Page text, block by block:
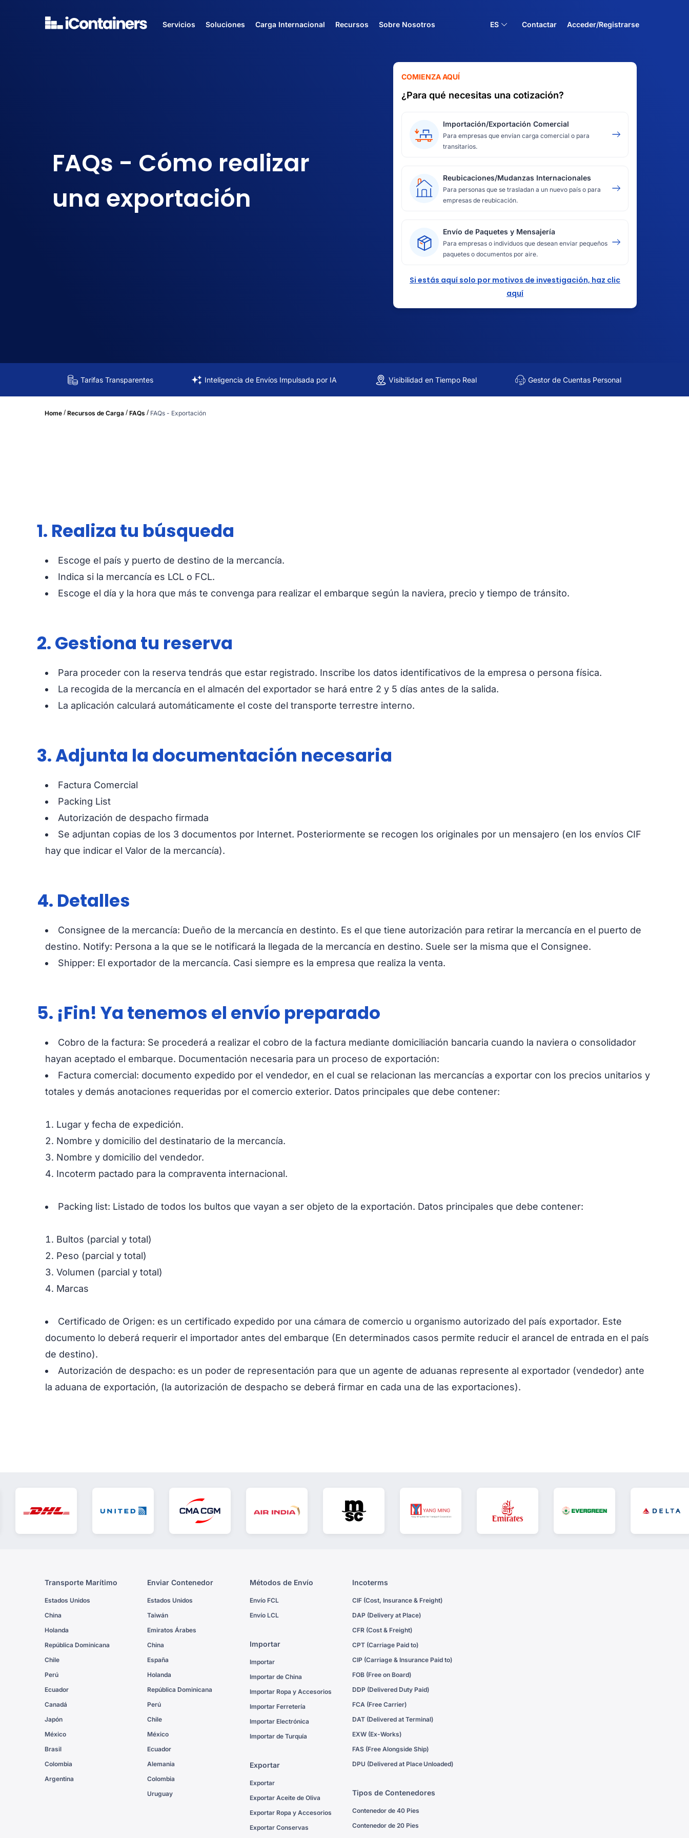
Servicios Soluciones Carga Internacional Recursos Sobre Nosotros ES Contactar Acceder/Registrarse
FAQs - Cómo realizar
una exportación
COMIENZA AQUÍ
¿Para qué necesitas una cotización?
Importación/Exportación Comercial
Para empresas que envían carga comercial o para
transitarios.
Reubicaciones/Mudanzas Internacionales
Para personas que se trasladan a un nuevo país o para
empresas de reubicación.
Envío de Paquetes y Mensajería
Para empresas o individuos que desean enviar pequeños
paquetes o documentos por aire.
Si estás aquí solo por motivos de investigación, haz clic
aquí
Tarifas Transparentes Inteligencia de Envíos Impulsada por IA Visibilidad en Tiempo Real Gestor de Cuentas Personal
Home / Recursos de Carga / FAQs / FAQs - Exportación
1. Realiza tu búsqueda
Escoge el país y puerto de destino de la mercancía.
Indica si la mercancía es LCL o FCL.
Escoge el día y la hora que más te convenga para realizar el embarque según la naviera, precio y tiempo de tránsito.
2. Gestiona tu reserva
Para proceder con la reserva tendrás que estar registrado. Inscribe los datos identificativos de la empresa o persona física.
La recogida de la mercancía en el almacén del exportador se hará entre 2 y 5 días antes de la salida.
La aplicación calculará automáticamente el coste del transporte terrestre interno.
3. Adjunta la documentación necesaria
Factura Comercial
Packing List
Autorización de despacho firmada
Se adjuntan copias de los 3 documentos por Internet. Posteriormente se recogen los originales por un mensajero (en los envíos CIF
hay que indicar el Valor de la mercancía).
4. Detalles
Consignee de la mercancía: Dueño de la mercancía en destinto. Es el que tiene autorización para retirar la mercancía en el puerto de
destino. Notify: Persona a la que se le notificará la llegada de la mercancía en destino. Suele ser la misma que el Consignee.
Shipper: El exportador de la mercancía. Casi siempre es la empresa que realiza la venta.
5. ¡Fin! Ya tenemos el envío preparado
Cobro de la factura: Se procederá a realizar el cobro de la factura mediante domiciliación bancaria cuando la naviera o consolidador
hayan aceptado el embarque. Documentación necesaria para un proceso de exportación:
Factura comercial: documento expedido por el vendedor, en el cual se relacionan las mercancías a exportar con los precios unitarios y
totales y demás anotaciones requeridas por el comercio exterior. Datos principales que debe contener:
Lugar y fecha de expedición.
Nombre y domicilio del destinatario de la mercancía.
Nombre y domicilio del vendedor.
Incoterm pactado para la compraventa internacional.
Packing list: Listado de todos los bultos que vayan a ser objeto de la exportación. Datos principales que debe contener:
Bultos (parcial y total)
Peso (parcial y total)
Volumen (parcial y total)
Marcas
Certificado de Origen: es un certificado expedido por una cámara de comercio u organismo autorizado del país exportador. Este
documento lo deberá requerir el importador antes del embarque (En determinados casos permite reducir el arancel de entrada en el país
de destino).
Autorización de despacho: es un poder de representación para que un agente de aduanas represente al exportador (vendedor) ante
la aduana de exportación, (la autorización de despacho se deberá firmar en cada una de las exportaciones).
Transporte Marítimo
Estados Unidos
China
Holanda
República Dominicana
Chile
Perú
Ecuador
Canadá
Japón
México
Brasil
Colombia
Argentina
Enviar Contenedor
Estados Unidos
Taiwán
Emiratos Árabes
China
España
Holanda
República Dominicana
Perú
Chile
México
Ecuador
Alemania
Colombia
Uruguay
Métodos de Envío
Envío FCL
Envío LCL
Importar
Importar
Importar de China
Importar Ropa y Accesorios
Importar Ferretería
Importar Electrónica
Importar de Turquía
Exportar
Exportar
Exportar Aceite de Oliva
Exportar Ropa y Accesorios
Exportar Conservas
Incoterms
CIF (Cost, Insurance & Freight)
DAP (Delivery at Place)
CFR (Cost & Freight)
CPT (Carriage Paid to)
CIP (Carriage & Insurance Paid to)
FOB (Free on Board)
DDP (Delivered Duty Paid)
FCA (Free Carrier)
DAT (Delivered at Terminal)
EXW (Ex-Works)
FAS (Free Alongside Ship)
DPU (Delivered at Place Unloaded)
Tipos de Contenedores
Contenedor de 40 Pies
Contenedor de 20 Pies